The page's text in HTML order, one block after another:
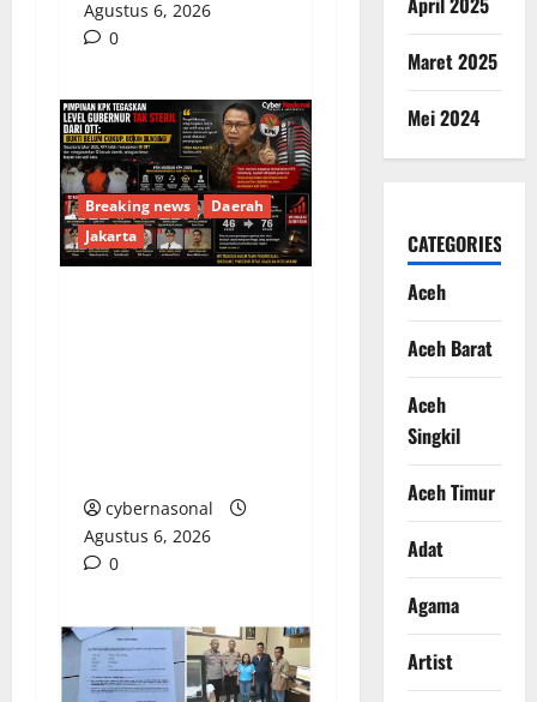
Agustus 6, 2026
0
Breaking news
Daerah
Jakarta
cybernasonal
Agustus 6, 2026
0
Maret 2025
Mei 2024
CATEGORIES
Aceh
Aceh Barat
Aceh
Singkil
Aceh Timur
Adat
Agama
Artist